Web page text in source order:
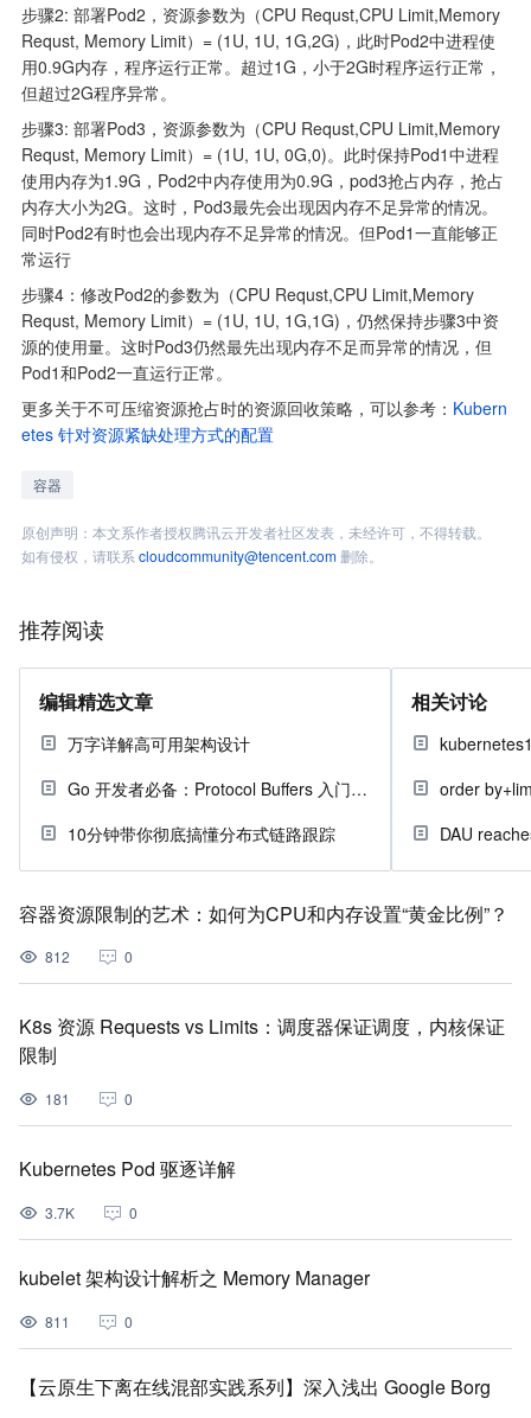
步骤2: 部署Pod2，资源参数为（CPU Requst,CPU Limit,Memory
Requst, Memory Limit）= (1U, 1U, 1G,2G)，此时Pod2中进程使
用0.9G内存，程序运行正常。超过1G，小于2G时程序运行正常，
但超过2G程序异常。
步骤3: 部署Pod3，资源参数为（CPU Requst,CPU Limit,Memory
Requst, Memory Limit）= (1U, 1U, 0G,0)。此时保持Pod1中进程
使用内存为1.9G，Pod2中内存使用为0.9G，pod3抢占内存，抢占
内存大小为2G。这时，Pod3最先会出现因内存不足异常的情况。
同时Pod2有时也会出现内存不足异常的情况。但Pod1一直能够正
常运行
步骤4：修改Pod2的参数为（CPU Requst,CPU Limit,Memory
Requst, Memory Limit）= (1U, 1U, 1G,1G)，仍然保持步骤3中资
源的使用量。这时Pod3仍然最先出现内存不足而异常的情况，但
Pod1和Pod2一直运行正常。
更多关于不可压缩资源抢占时的资源回收策略，可以参考： Kubern
etes 针对资源紧缺处理方式的配置
容器
原创声明：本文系作者授权腾讯云开发者社区发表，未经许可，不得转载。
如有侵权，请联系 cloudcommunity@tencent.com删除。
推荐阅读
编辑精选文章
万字详解高可用架构设计
Go 开发者必备：Protocol Buffers 入门指南
10分钟带你彻底搞懂分布式链路跟踪
相关讨论
order
DAU
容器资源限制的艺术：如何为CPU和内存设置“黄金比例”？
812 0
K8s 资源 Requests vs Limits：调度器保证调度，内核保证
限制
181 0
Kubernetes Pod 驱逐详解
3.7K 0
kubelet 架构设计解析之 Memory Manager
811 0
【云原生下离在线混部实践系列】深入浅出 Google Borg